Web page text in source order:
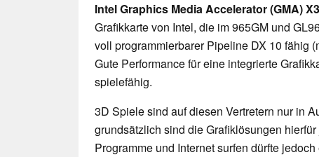
Intel Graphics Media Accelerator (GMA)
Grafikkarte von Intel, die im 965GM und
voll programmierbarer Pipeline DX 10 fähig
Gute Performance für eine integrierte
spielefähig.
3D Spiele sind auf diesen Vertretern nur in
grundsätzlich sind die Grafiklösungen
Programme und Internet surfen dürfte